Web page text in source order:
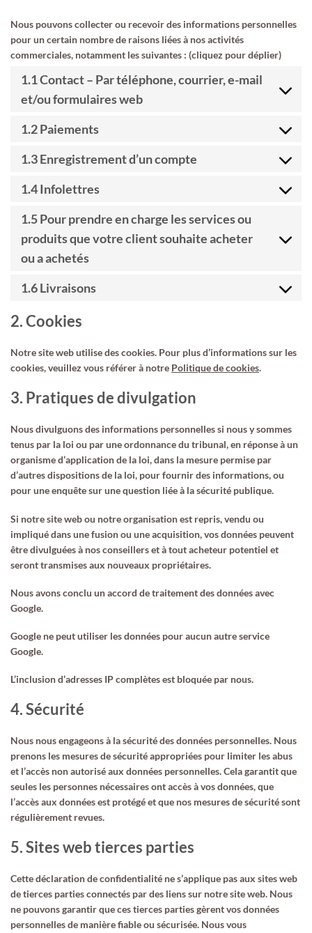
Nous pouvons collecter ou recevoir des informations personnelles
pour un certain nombre de raisons liées à nos activités
commerciales, notamment les suivantes : (cliquez pour déplier)
1.1 Contact – Par téléphone, courrier, e-mail
et/ou formulaires web
1.2 Paiements
1.3 Enregistrement d’un compte
1.4 Infolettres
1.5 Pour prendre en charge les services ou
produits que votre client souhaite acheter
ou a achetés
1.6 Livraisons
2. Cookies
Notre site web utilise des cookies. Pour plus d’informations sur les
cookies, veuillez vous référer à notre Politique de cookies.
3. Pratiques de divulgation
Nous divulguons des informations personnelles si nous y sommes
tenus par la loi ou par une ordonnance du tribunal, en réponse à un
organisme d’application de la loi, dans la mesure permise par
d’autres dispositions de la loi, pour fournir des informations, ou
pour une enquête sur une question liée à la sécurité publique.
Si notre site web ou notre organisation est repris, vendu ou
impliqué dans une fusion ou une acquisition, vos données peuvent
être divulguées à nos conseillers et à tout acheteur potentiel et
seront transmises aux nouveaux propriétaires.
Nous avons conclu un accord de traitement des données avec
Google.
Google ne peut utiliser les données pour aucun autre service
Google.
L’inclusion d’adresses IP complètes est bloquée par nous.
4. Sécurité
Nous nous engageons à la sécurité des données personnelles. Nous
prenons les mesures de sécurité appropriées pour limiter les abus
et l’accès non autorisé aux données personnelles. Cela garantit que
seules les personnes nécessaires ont accès à vos données, que
l’accès aux données est protégé et que nos mesures de sécurité sont
régulièrement revues.
5. Sites web tierces parties
Cette déclaration de confidentialité ne s’applique pas aux sites web
de tierces parties connectés par des liens sur notre site web. Nous
ne pouvons garantir que ces tierces parties gèrent vos données
personnelles de manière fiable ou sécurisée. Nous vous